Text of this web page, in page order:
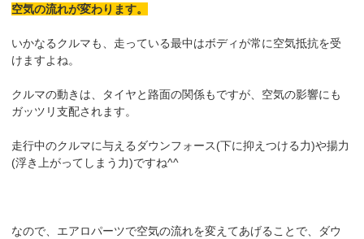
空気の流れが変わります。
いかなるクルマも、走っている最中はボディが常に空気抵抗を受
けますよね。
クルマの動きは、タイヤと路面の関係もですが、空気の影響にも
ガッツリ支配されます。
走行中のクルマに与えるダウンフォース(下に抑えつける力)や揚力
(浮き上がってしまう力)ですね^^
なので、エアロパーツで空気の流れを変えてあげることで、ダウ